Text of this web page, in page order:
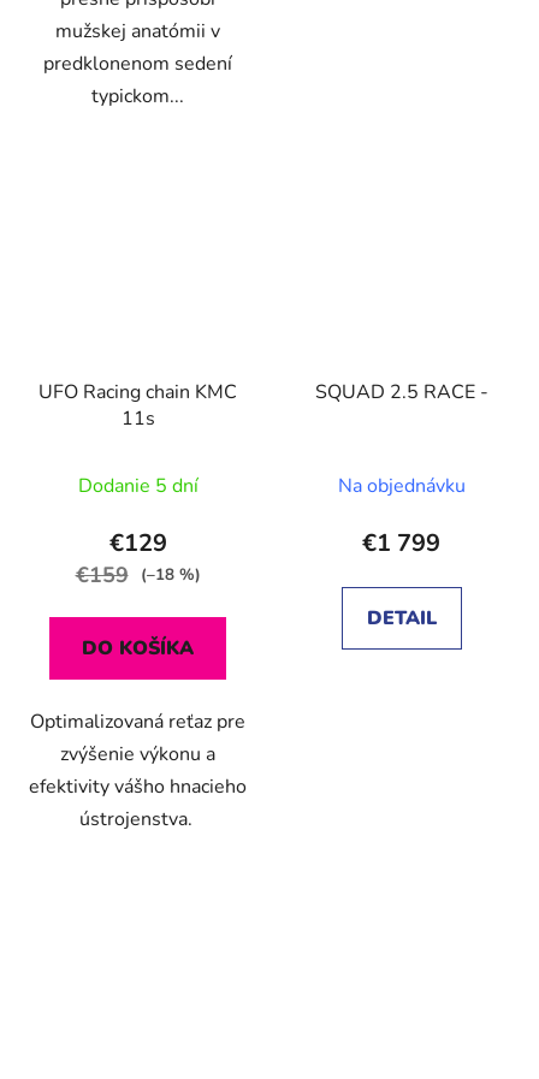
mužskej anatómii v
predklonenom sedení
typickom...
UFO Racing chain KMC
11s
Dodanie 5 dní
€129
€159 (–18 %)
DO KOŠÍKA
Optimalizovaná reťaz pre
zvýšenie výkonu a
efektivity vášho hnacieho
ústrojenstva.
SQUAD 2.5 RACE -
Na objednávku
€1 799
DETAIL